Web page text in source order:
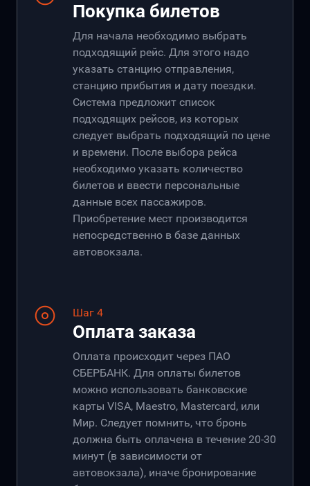
Покупка билетов
Для начала необходимо выбрать
подходящий рейс. Для этого надо
указать станцию отправления,
станцию прибытия и дату поездки.
Система предложит список
подходящих рейсов, из которых
следует выбрать подходящий по цене
и времени. После выбора рейса
необходимо указать количество
билетов и ввести персональные
данные всех пассажиров.
Приобретение мест производится
непосредственно в базе данных
автовокзала.
Шаг 4
Оплата заказа
Оплата происходит через ПАО
СБЕРБАНК. Для оплаты билетов
можно использовать банковские
карты VISA, Maestro, Mastercard, или
Мир. Следует помнить, что бронь
должна быть оплачена в течение 20-30
минут (в зависимости от
автовокзала), иначе бронирование